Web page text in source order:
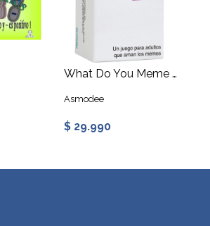
What Do You Meme - Edición Latina
Asmodee
$ 29.990